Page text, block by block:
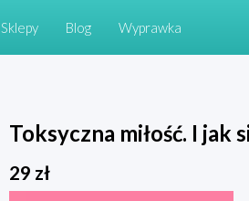
Sklepy Blog Wyprawka
Toksyczna miłość. I jak
29 zł